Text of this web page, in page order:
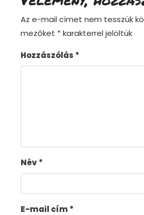
Az e-mail címet nem tesszük
mezőket *karakterrel jelöltük
Hozzászólás *
Név*
E-mail cím *